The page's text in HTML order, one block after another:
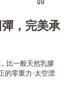
，完美承
比一般天然乳膠
的零重力·太空漂